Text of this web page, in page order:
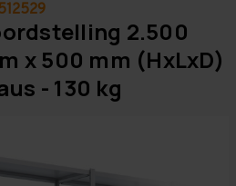
2.500
x 500 mm (HxLxD)
- 130 kg